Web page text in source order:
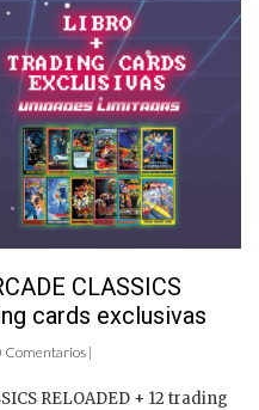
CLASSICS
cards exclusivas
Comentarios |
RELOADED + 12 trading